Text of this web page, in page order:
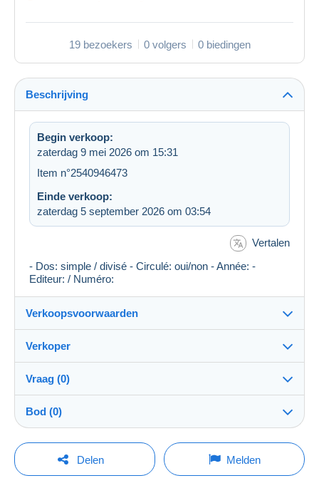
19 bezoekers 0 volgers 0 biedingen
Beschrijving
Begin verkoop:
zaterdag 9 mei 2026 om 15:31
Item n°2540946473
Einde verkoop:
zaterdag 5 september 2026 om 03:54
Vertalen
- Dos: simple / divisé - Circulé: oui/non - Année: -
Editeur: / Numéro:
Verkoopsvoorwaarden
Bestemming:
Zie de lijst van landen
Verzending:
Verzending na betaling
Voor rekening van de koper
Betaalmogelijkheden:
Verkoper
rascas100%(6671x)
Winkel
Vraag (0)
Om een vraag te stellen moet u een sessie
Bod (0)
De verkoop zal met één minuut worden verlengd
indien een bod wordt uitgebracht minder dan één
minuut voor de uiterste termijn.
Delen Melden